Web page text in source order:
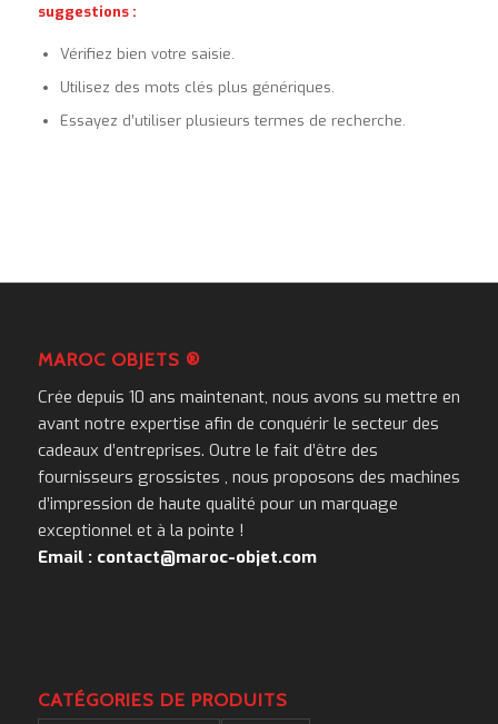
suggestions :
Vérifiez bien votre saisie.
Utilisez des mots clés plus génériques.
Essayez d’utiliser plusieurs termes de recherche.
MAROC OBJETS ®
Crée depuis 10 ans maintenant, nous avons su mettre en
avant notre expertise afin de conquérir le secteur des
cadeaux d’entreprises. Outre le fait d’être des
fournisseurs grossistes , nous proposons des machines
d’impression de haute qualité pour un marquage
exceptionnel et à la pointe !
Email : contact@maroc-objet.com
CATÉGORIES DE PRODUITS